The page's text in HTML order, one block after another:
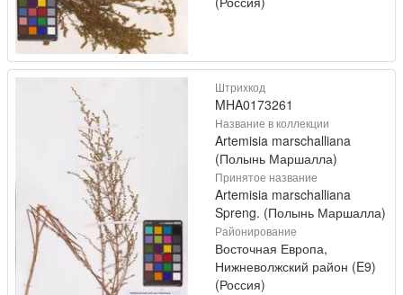
Штрихкод
MHA0173261
Название в коллекции
Artemisia marschalliana
(Полынь Маршалла)
Принятое название
Artemisia marschalliana
Spreng. (Полынь Маршалла)
Районирование
Восточная Европа,
Нижневолжский район (E9)
(Россия)